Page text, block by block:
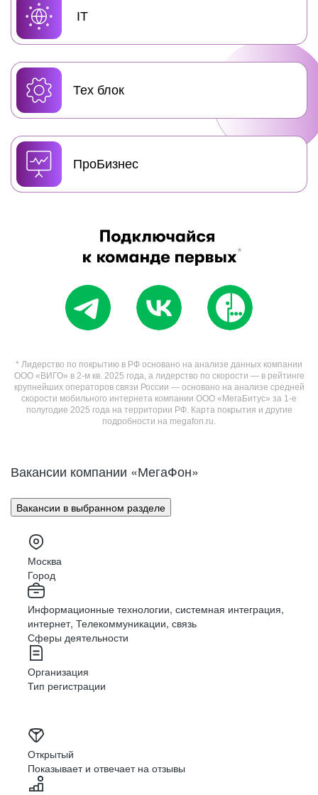
IT
Тех блок
ПроБизнес
* Лидерство по покрытию в РФ основано на анализе данных компании
ООО «ВИГО» в 2-м кв. 2025 года, а лидерство по скорости — в рейтинге
крупнейших операторов связи России — основано на анализе средней
скорости мобильного интернета компании ООО «МегаБитус» за 1-е
полугодие 2025 года на территории РФ. Карта покрытия и другие
подробности на megafon.ru.
Вакансии компании «МегаФон»
Вакансии в выбранном разделе
Москва
Город
Информационные технологии, системная интеграция,
интернет, Телекоммуникации, связь
Сферы деятельности
Организация
Тип регистрации
Открытый
Показывает и отвечает на отзывы